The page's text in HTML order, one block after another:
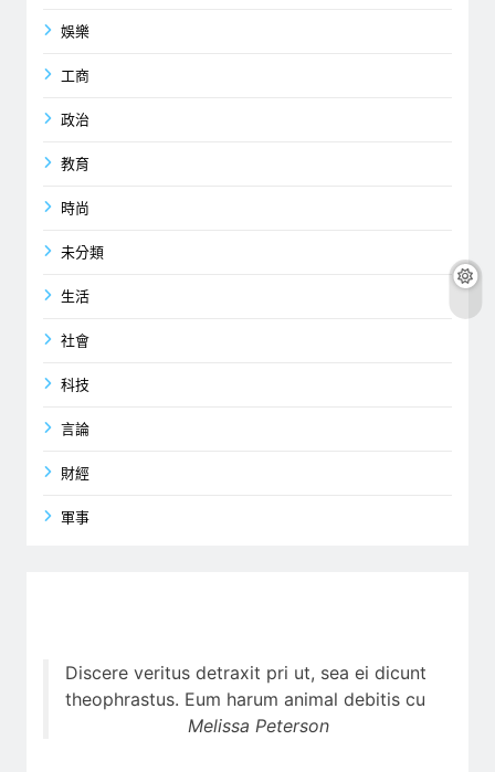
娛樂
工商
政治
教育
時尚
未分類
生活
社會
科技
言論
財經
軍事
Discere veritus detraxit pri ut, sea ei dicunt
theophrastus. Eum harum animal debitis cu
Melissa Peterson